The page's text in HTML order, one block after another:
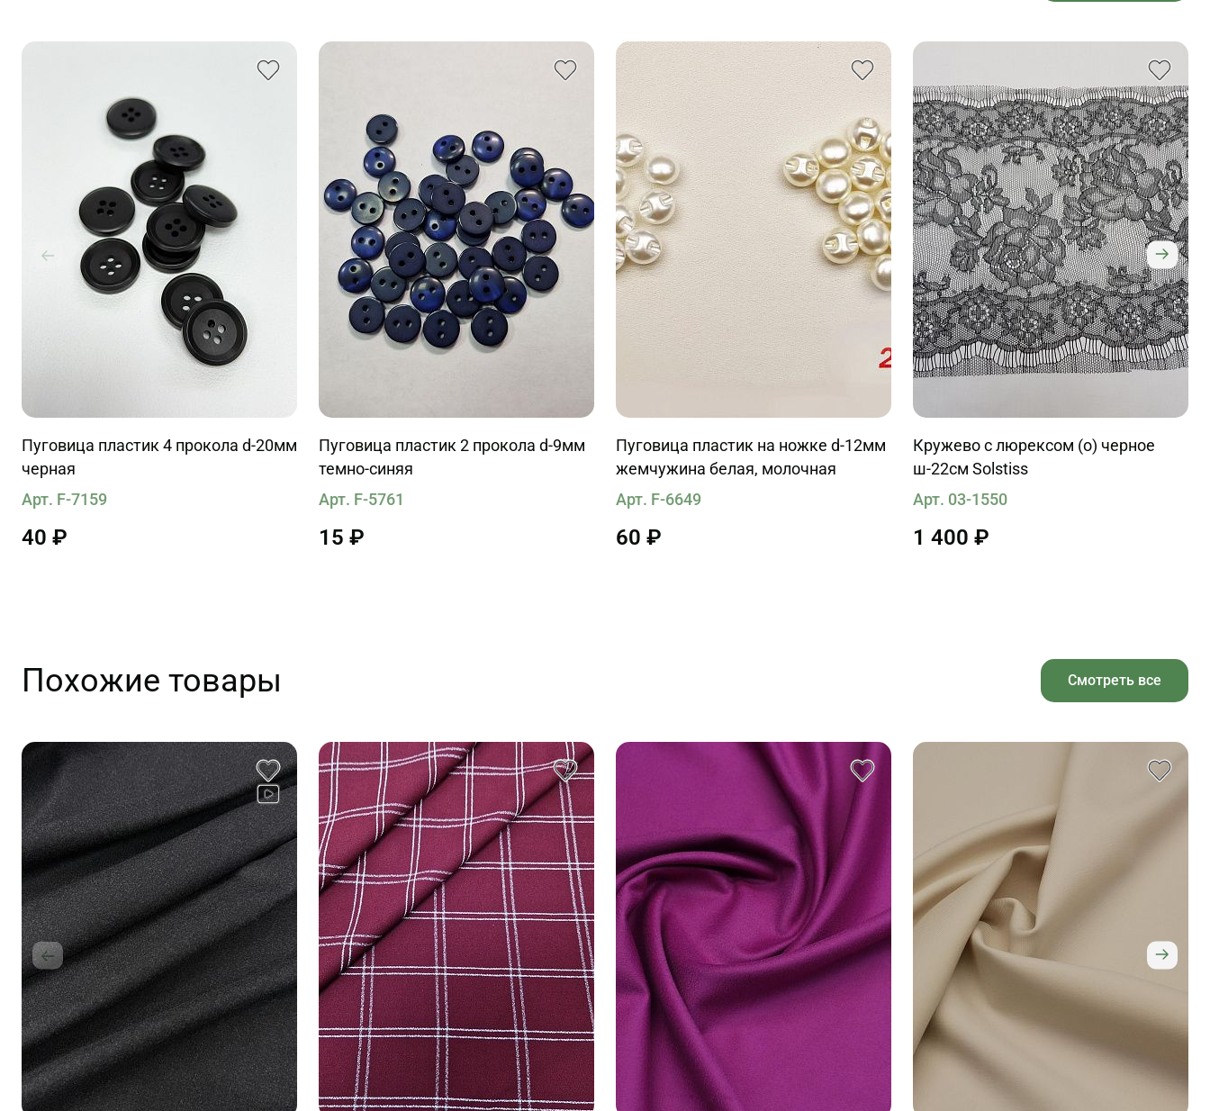
Пуговица пластик 4 прокола d-20мм
черная
Арт. F-7159
40 ₽
Пуговица пластик 2 прокола d-9мм
темно-синяя
Арт. F-5761
15 ₽
Пуговица пластик на ножке d-12мм
жемчужина белая, молочная
Арт. F-6649
60 ₽
Кружево с люрексом (о) черное
ш-22см Solstiss
Арт. 03-1550
1 400 ₽
Похожие товары Смотреть все